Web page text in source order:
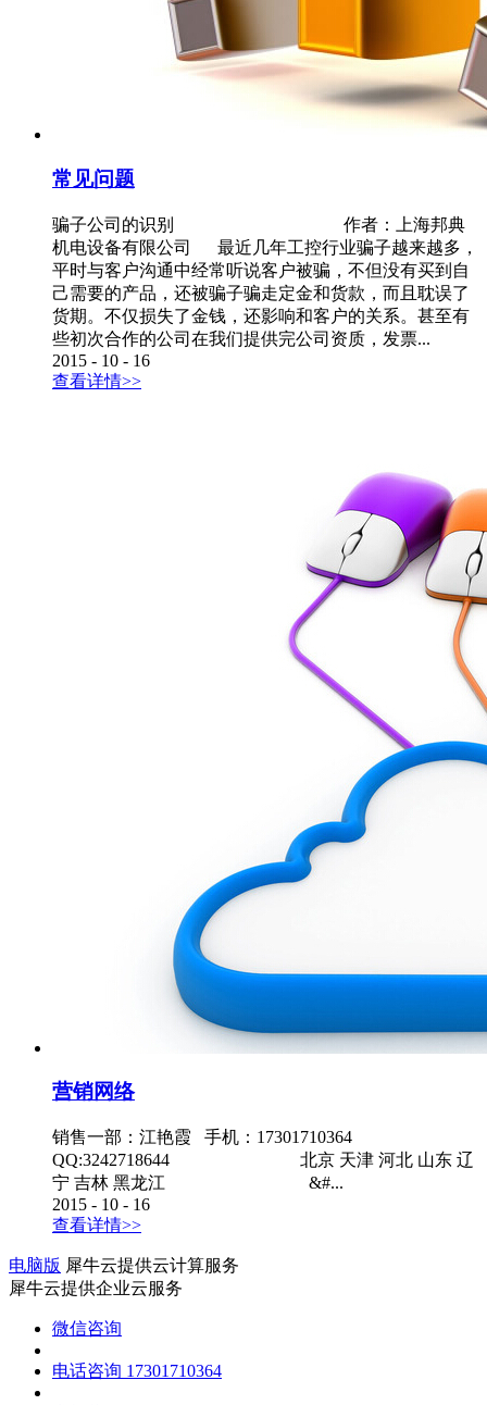
常见问题
骗子公司的识别 作者：上海邦典
机电设备有限公司 最近几年工控行业骗子越来越多，
平时与客户沟通中经常听说客户被骗，不但没有买到自
己需要的产品，还被骗子骗走定金和货款，而且耽误了
货期。不仅损失了金钱，还影响和客户的关系。甚至有
些初次合作的公司在我们提供完公司资质，发票...
2015 - 10 - 16
查看详情>>
营销网络
销售一部：江艳霞 手机：17301710364
QQ:3242718644 北京 天津 河北 山东 辽
宁 吉林 黑龙江 &#...
2015 - 10 - 16
查看详情>>
电脑版 犀牛云提供云计算服务
犀牛云提供企业云服务
微信咨询
电话咨询 17301710364